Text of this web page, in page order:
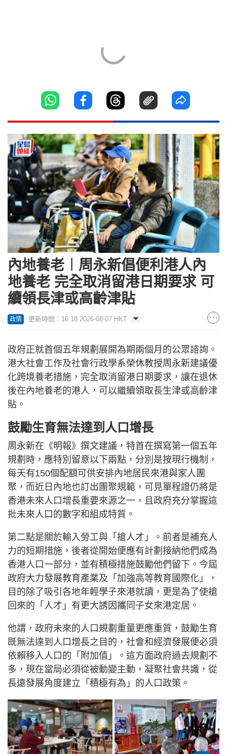
內地養老︱周永新倡便利港人內
地養老 完全取消留港日期要求 可
續領長津或高齡津貼
政情 更新時間：16:18 2026-08-07 HKT
政府正就首個五年規劃展開為期兩個月的公眾諮詢。
港大社會工作及社會行政學系榮休教授周永新建議優
化跨境養老措施，完全取消留港日期要求，讓在退休
後在內地養老的港人，可以繼續領取長生津或高齡津
貼。
鼓勵生育無法達到人口增長
周永新在《明報》撰文建議，特首在撰寫第一個五年
規劃時，應特別留意以下兩點，分別是按現行機制，
每天有150個配額可供安排內地居民來港與家人團
聚，而近日內地也訂出團聚規範，可見單程證仍將是
香港未來人口增長重要來源之一，且政府充分掌握這
批未來人口的數字和組成特質。
第二點是關於輸入勞工與「搶人才」。前者是補充人
力的短期措施，後者從開始便應有計劃接納他們成為
香港人口一部分，並有積極措施鼓勵他們留下。今屆
政府大力發展教育產業及「加強高等教育國際化」，
目的除了吸引各地年輕學子來港就讀，更是為了使搶
回來的「人才」有更大誘因攜同子女來港定居。
他謂，政府未來的人口規劃重量更應重質，鼓勵生育
既無法達到人口增長之目的，社會和經濟發展便必須
依賴移入人口的「附加值」。這方面政府過去規劃不
多，現在當局必須從被動變主動，凝聚社會共識，從
長遠發展角度建立「積極有為」的人口政策。